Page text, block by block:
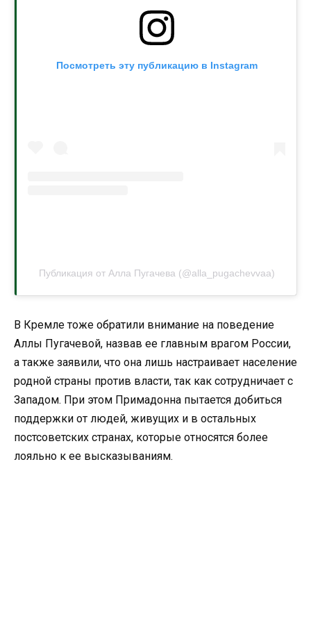
Посмотреть эту публикацию в Instagram
Публикация от Алла Пугачева (@alla_pugachevvaa)
В Кремле тоже обратили внимание на поведение
Аллы Пугачевой, назвав ее главным врагом России,
а также заявили, что она лишь настраивает население
родной страны против власти, так как сотрудничает с
Западом. При этом Примадонна пытается добиться
поддержки от людей, живущих и в остальных
постсоветских странах, которые относятся более
лояльно к ее высказываниям.